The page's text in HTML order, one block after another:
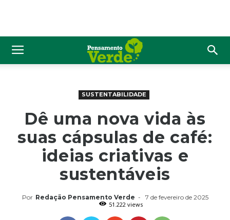
SUSTENTABILIDADE
Dê uma nova vida às
suas cápsulas de café:
ideias criativas e
sustentáveis
Por Redação Pensamento Verde -
7 de fevereiro de 2025
51.222 views